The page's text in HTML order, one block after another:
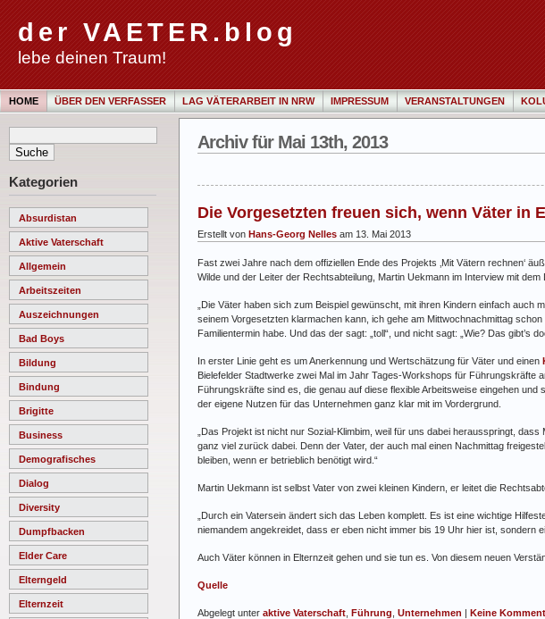
der VAETER.blog
lebe deinen Traum!
HOME ÜBER DEN VERFASSER LAG VÄTERARBEIT IN NRW IMPRESSUM VERANSTALTUNGEN
Kategorien
Absurdistan
Aktive Vaterschaft
Allgemein
Arbeitszeiten
Auszeichnungen
Bad Boys
Bildung
Bindung
Brigitte
Business
Demografisches
Dialog
Diversity
Dumpfbacken
Elder Care
Elterngeld
Elternzeit
Archiv für Mai 13th, 2013
Die Vorgesetzten freuen sich, wenn Väter in
Erstellt von Hans-Georg Nelles am 13. Mai 2013
Fast zwei Jahre nach dem offiziellen Ende des Projekts ‚Mit Vätern rechnen‘
Wilde und der Leiter der Rechtsabteilung, Martin Uekmann im Interview mit
„Die Väter haben sich zum Beispiel gewünscht, mit ihren Kindern einfach auch
seinem Vorgesetzten klarmachen kann, ich gehe am Mittwochnachmittag
Familientermin habe. Und das der sagt: „toll“, und nicht sagt: „Wie? Das gibt’s
In erster Linie geht es um Anerkennung und Wertschätzung für Väter und einen
Bielefelder Stadtwerke zwei Mal im Jahr Tages-Workshops für Führungskräfte
Führungskräfte sind es, die genau auf diese flexible Arbeitsweise eingehen
der eigene Nutzen für das Unternehmen ganz klar mit im Vordergrund.
„Das Projekt ist nicht nur Sozial-Klimbim, weil für uns dabei herausspringt,
ganz viel zurück dabei. Denn der Vater, der auch mal einen Nachmittag
bleiben, wenn er betrieblich benötigt wird.“
Martin Uekmann ist selbst Vater von zwei kleinen Kindern, er leitet die
„Durch ein Vatersein ändert sich das Leben komplett. Es ist eine wichtige
niemandem angekreidet, dass er eben nicht immer bis 19 Uhr hier ist, sondern
Auch Väter können in Elternzeit gehen und sie tun es. Von diesem neuen
Quelle
Abgelegt unter aktive Vaterschaft Führung Unternehmen | Keine